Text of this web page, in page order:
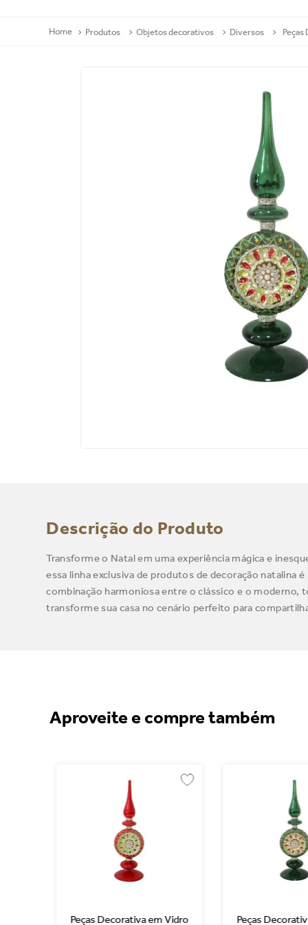
Produtos Objetos decorativos Diversos
Descrição do Produto
Transforme o Natal em uma experiência mágica e
essa linha exclusiva de produtos de decoração natalina
combinação harmoniosa entre o clássico e o moderno,
transforme sua casa no cenário perfeito para
Aproveite e compre também
Peças Decorativa em Vidro
Peças